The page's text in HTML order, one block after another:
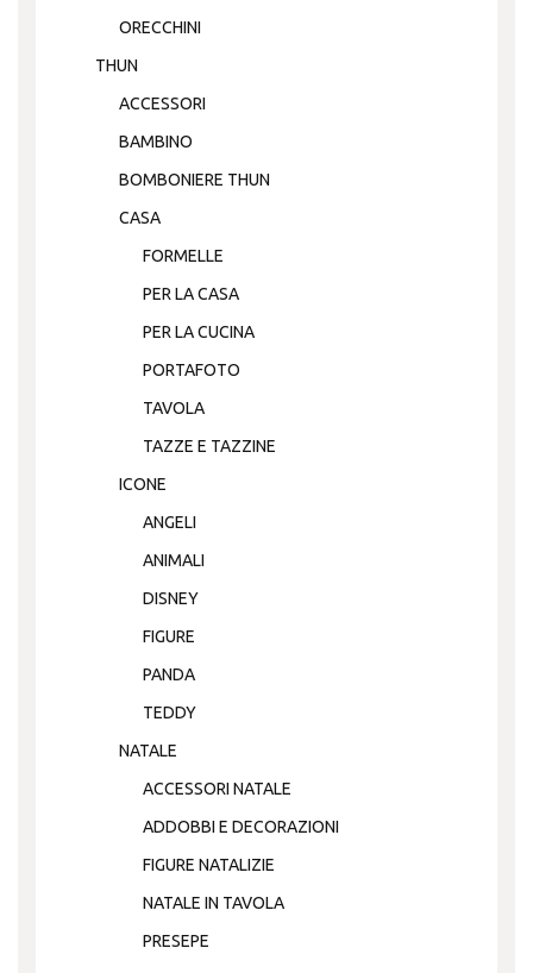
ORECCHINI
THUN
ACCESSORI
BAMBINO
BOMBONIERE THUN
CASA
FORMELLE
PER LA CASA
PER LA CUCINA
PORTAFOTO
TAVOLA
TAZZE E TAZZINE
ICONE
ANGELI
ANIMALI
DISNEY
FIGURE
PANDA
TEDDY
NATALE
ACCESSORI NATALE
ADDOBBI E DECORAZIONI
FIGURE NATALIZIE
NATALE IN TAVOLA
PRESEPE